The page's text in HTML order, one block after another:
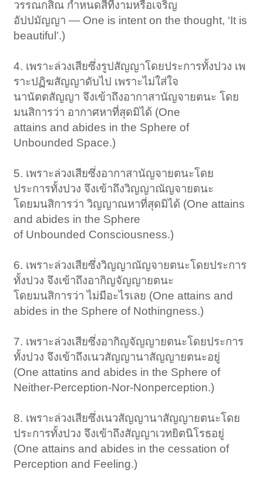
วรรณกสิณ กำหนดสีที่งามหรือเจริญ
อัปปมัญญา — One is intent on the thought, ‘It is
beautiful’.)
4. เพราะล่วงเสียซึ่งรูปสัญญาโดยประการทั้งปวง เพ
ราะปฏิฆสัญญาดับไป เพราะไม่ใส่ใจ
นานัตตสัญญา จึงเข้าถึงอากาสานัญจายตนะ โดย
มนสิการว่า อากาศหาที่สุดมิได้ (One
attains and abides in the Sphere of
Unbounded Space.)
5. เพราะล่วงเสียซึ่งอากาสานัญจายตนะโดย
ประการทั้งปวง จึงเข้าถึงวิญญาณัญจายตนะ
โดยมนสิการว่า วิญญาณหาที่สุดมิได้ (One attains
and abides in the Sphere
of Unbounded Consciousness.)
6. เพราะล่วงเสียซึ่งวิญญาณัญจายตนะโดยประการ
ทั้งปวง จึงเข้าถึงอากิญจัญญายตนะ
โดยมนสิการว่า ไม่มีอะไรเลย (One attains and
abides in the Sphere of Nothingness.)
7. เพราะล่วงเสียซึ่งอากิญจัญญายตนะโดยประการ
ทั้งปวง จึงเข้าถึงเนวสัญญานาสัญญายตนะอยู่
(One attatins and abides in the Sphere of
Neither-Perception-Nor-Nonperception.)
8. เพราะล่วงเสียซึ่งเนวสัญญานาสัญญายตนะโดย
ประการทั้งปวง จึงเข้าถึงสัญญาเวทยิตนิโรธอยู่
(One attains and abides in the cessation of
Perception and Feeling.)